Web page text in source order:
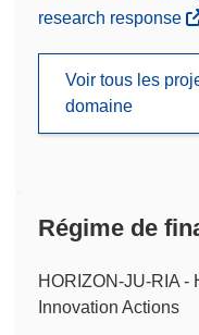
research response
Voir tous les
domaine
Régime de
HORIZON-JU-RIA -
Innovation Actions